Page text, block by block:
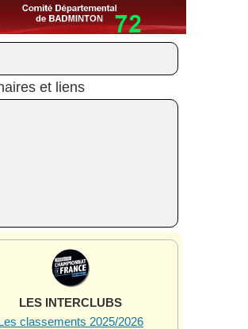
et liens
LES INTERCLUBS
classements 2025/2026